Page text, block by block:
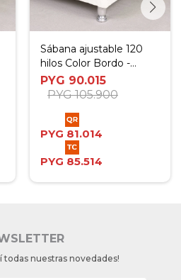
Sábana ajustable 120
hilos Color Bordo -
Camera
PYG 90.015
PYG 105.900
PYG 81.014
PYG 85.514
todas nuestras novedades!